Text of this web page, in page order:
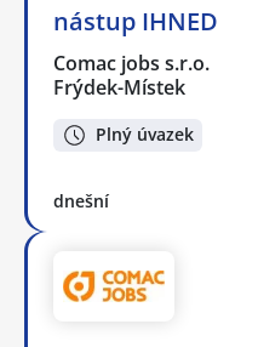
nástup IHNED
Comac jobs s.r.o.
Frýdek-Místek
Plný úvazek
dnešní